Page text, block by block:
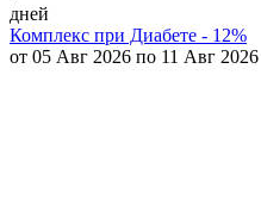
дней
Комплекс при Диабете - 12%
от 05 Авг 2026 по 11 Авг 2026